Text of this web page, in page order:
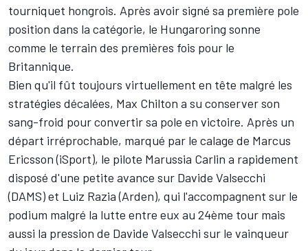
tourniquet hongrois. Après avoir signé sa première pole
position dans la catégorie, le Hungaroring sonne
comme le terrain des premières fois pour le
Britannique.
Bien qu'il fût toujours virtuellement en tête malgré les
stratégies décalées, Max Chilton a su conserver son
sang-froid pour convertir sa pole en victoire. Après un
départ irréprochable, marqué par le calage de Marcus
Ericsson (iSport), le pilote Marussia Carlin a rapidement
disposé d'une petite avance sur Davide Valsecchi
(DAMS) et Luiz Razia (Arden), qui l'accompagnent sur le
podium malgré la lutte entre eux au 24ème tour mais
aussi la pression de Davide Valsecchi sur le vainqueur